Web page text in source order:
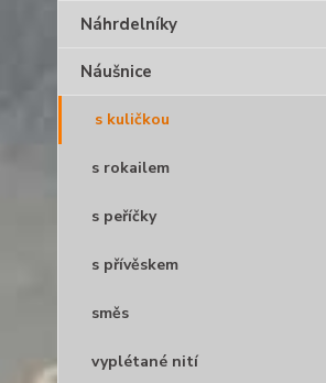
Náhrdelníky
Náušnice
s kuličkou
s rokailem
s peříčky
s přívěskem
směs
vyplétané nití